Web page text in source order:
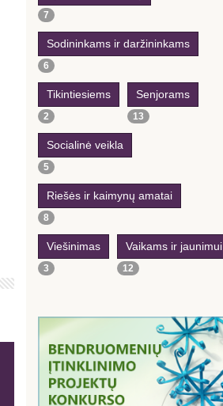
7
Sodininkams ir daržininkams
6
Tikintiesiems
2
Senjorams
13
Socialinė veikla
5
Riešės ir kaimynų amatai
8
Viešinimas
3
Vaikams ir jaunimui
12